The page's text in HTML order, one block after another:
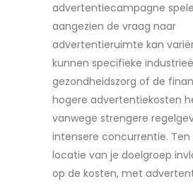
advertentiecampagne
aangezien de vraag naar
advertentieruimte kan
kunnen specifieke
gezondheidszorg of de
hogere advertentiekosten
vanwege strengere
intensere concurrentie.
locatie van je doelgroep
op de kosten, met